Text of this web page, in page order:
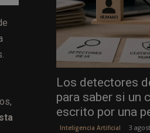
Los detectores
para saber si un
escrito por una
Inteligencia Artificial 3